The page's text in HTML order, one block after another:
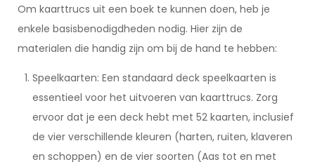
Om kaarttrucs uit een boek te kunnen doen, heb je
enkele basisbenodigdheden nodig. Hier zijn de
materialen die handig zijn om bij de hand te hebben:
Speelkaarten: Een standaard deck speelkaarten is
essentieel voor het uitvoeren van kaarttrucs. Zorg
ervoor dat je een deck hebt met 52 kaarten, inclusief
de vier verschillende kleuren (harten, ruiten, klaveren
en schoppen) en de vier soorten (Aas tot en met